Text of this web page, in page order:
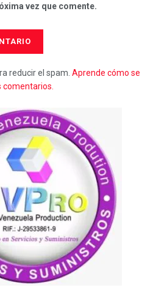
vez que comente.
reducir el spam. Aprende cómo se